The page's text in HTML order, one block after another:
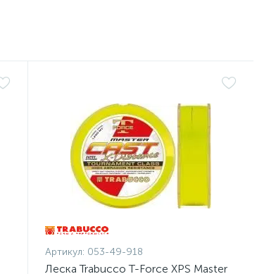
Артикул: 053-49-918
Леска Trabucco T-Force XPS Master